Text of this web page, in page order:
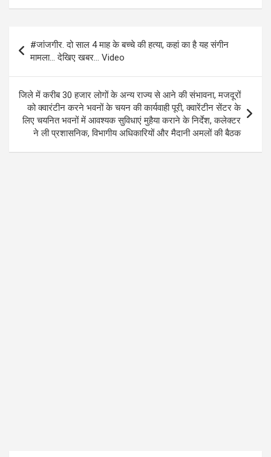
o
o
k
A
p
p
a
m
navigation
#जांजगीर. दो साल 4 माह के बच्चे की हत्या, कहां का है यह संगीन
मामला… देखिए खबर… Video
जिले में करीब 30 हजार लोगों के अन्य राज्य से आने की संभावना, मजदूरों
को क्वारंटीन करने भवनों के चयन की कार्यवाही पूरी, क्वारेंटीन सेंटर के
लिए चयनित भवनों में आवश्यक सुविधाएं मुहैया कराने के निर्देश, कलेक्टर
ने ली प्रशासनिक, विभागीय अधिकारियों और मैदानी अमलों की बैठक